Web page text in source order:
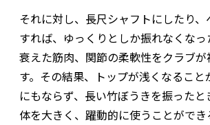
それに対し、長尺シャフトにしたり
すれば、ゆっくりとしか振れなくな
衰えた筋肉、関節の柔軟性をクラブが
す。その結果、トップが浅くなること
にもならず、長い竹ぼうきを振った
体を大きく、躍動的に使うことがで